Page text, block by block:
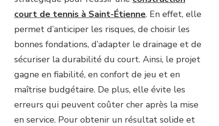
court de tennis à Saint-Étienne. En effet, elle
permet d’anticiper les risques, de choisir les
bonnes fondations, d’adapter le drainage et de
sécuriser la durabilité du court. Ainsi, le projet
gagne en fiabilité, en confort de jeu et en
maîtrise budgétaire. De plus, elle évite les
erreurs qui peuvent coûter cher après la mise
en service. Pour obtenir un résultat solide et